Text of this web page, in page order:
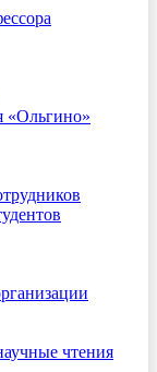
«Ольгино»
чтения